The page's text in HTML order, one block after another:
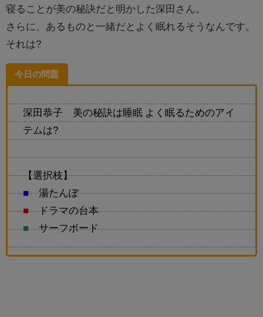
寝ることが美の秘訣だと明かした深田さん。
さらに、あるものと一緒だとよく眠れるそうなんです。
それは?
今日の問題
深田恭子 美の秘訣は睡眠 よく眠るためのアイ
テムは?
【選択枝】
■湯たんぽ
■ドラマの台本
■サーフボード